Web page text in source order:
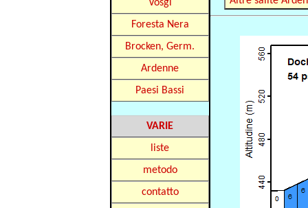
Vosgi
Foresta Nera
Brocken, Germ.
Ardenne
Paesi Bassi
VARIE
liste
metodo
contatto